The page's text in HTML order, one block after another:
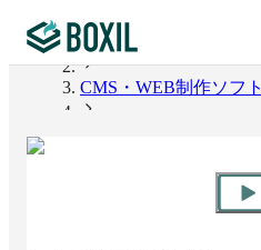
カテゴリから探す
BOXIL
CMS・WEB制作ソフト